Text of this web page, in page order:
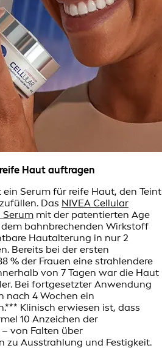
Haut auftragen
Serum für reife Haut, den Teint
Das NIVEA Cellular
Serum mit der patentierten Age
bahnbrechenden Wirkstoff
Hautalterung in nur 2
Bereits bei der ersten
% der Frauen eine strahlendere
von 7 Tagen war die Haut
Bei fortgesetzter Anwendung
nach 4 Wochen ein
Klinisch erwiesen ist, dass
10 Anzeichen der
von Falten über
zu Ausstrahlung und Festigkeit.